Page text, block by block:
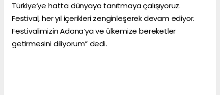
Türkiye’ye hatta dünyaya tanıtmaya çalışıyoruz.
Festival, her yıl içerikleri zenginleşerek devam ediyor.
Festivalimizin Adana’ya ve ülkemize bereketler
getirmesini diliyorum” dedi.